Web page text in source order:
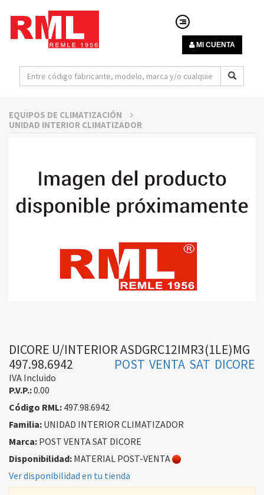
MI CUENTA
EQUIPOS DE CLIMATIZACIÓN
UNIDAD INTERIOR CLIMATIZADOR
DICORE U/INTERIOR ASDGRC12IMR3(1LE)MG
497.98.6942
POST VENTA SAT DICORE
IVA Incluido
P.V.P.:0.00
Código RML: 497.98.6942
Familia: UNIDAD INTERIOR CLIMATIZADOR
Marca: POST VENTA SAT DICORE
Disponibilidad: MATERIAL POST-VENTA
Ver disponibilidad en tu tienda